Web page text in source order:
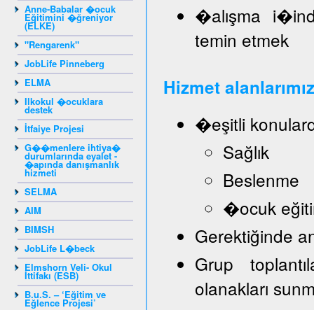
Anne-Babalar �ocuk
Eğitimini �ğreniyor
(ELKE)
"Rengarenk"
JobLife Pinneberg
ELMA
Ilkokul �ocuklara
destek
İtfaiye Projesi
G��menlere ihtiya�
durumlarında eyalet -
�apında danışmanlık
hizmeti
SELMA
AIM
BIMSH
JobLife L�beck
Elmshorn Veli- Okul
İttifakı (ESB)
B.u.S. – ‘Eğitim ve
Eğlence Projesi’
�alışma
temin etmek
Hizmet
�eşitli
Sağlık
Beslenme
�ocuk
Gerektiğinde
Grup
olanakları